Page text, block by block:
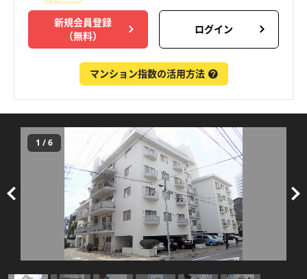
新規会員登録
（無料）
ログイン
マンション指数の活用方法
1 /6